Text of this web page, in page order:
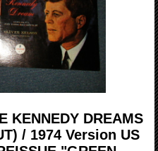
KENNEDY DREAMS
/ 1974 Version US